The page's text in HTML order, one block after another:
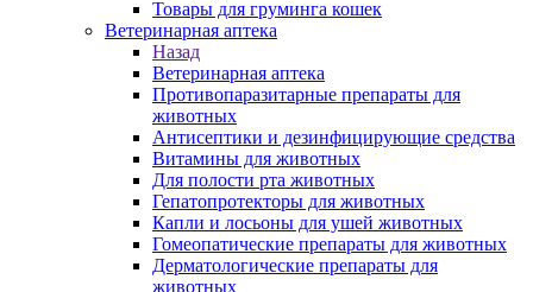
Товары для груминга кошек
Ветеринарная аптека
Назад
Ветеринарная аптека
Противопаразитарные препараты для
животных
Антисептики и дезинфицирующие средства
Витамины для животных
Для полости рта животных
Гепатопротекторы для животных
Капли и лосьоны для ушей животных
Гомеопатические препараты для животных
Дерматологические препараты для
животных